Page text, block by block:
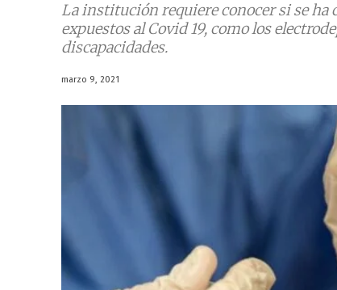
La institución requiere conocer si se ha
expuestos al Covid 19, como los
discapacidades.
marzo 9, 2021